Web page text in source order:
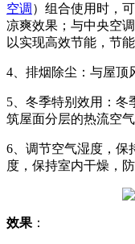
空调 ）组合使用时，
凉爽效果；与中央空
以实现高效节能，节
4、排烟除尘：与屋顶
5、冬季特别效用：冬
筑屋面分层的热流空
6、调节空气湿度，保
度，保持室内干燥，
效果 ：